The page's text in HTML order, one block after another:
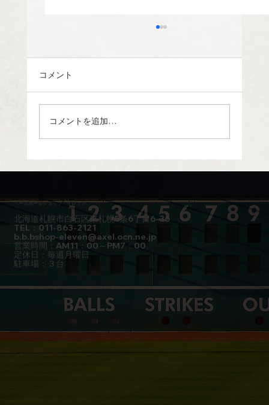
コメント
コメントを追加…
ベースボールショップ イレブン
北海道札幌市白石区東札幌5条6丁目6-36
TEL：011-863-2121
b.b.bshop-eleven@axel.ocn.ne.jp
営業時間：AM11：00～PM7：00
定休日：毎週月曜日
駐車場：３台